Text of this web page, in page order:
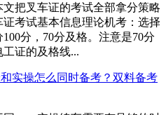
把叉车证的考试全部拿分策略
考试基本信息理论机考：选择
分，70分及格。注意是70分
证的及格线...
实操怎么同时备考？双料备考